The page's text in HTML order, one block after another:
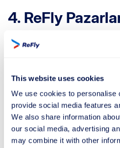
This website uses cookies
We use cookies to personalise
provide social media features
We also share information
our social media, advertising
may combine it with other
4. ReFly
4.1 ReFly olarak en güncel
hizmetlerimiz hakkında sizi
müşterimizseniz ve herhangi
bulunmadıysanız, ilginizi
hakkında da bilgi
Pazarlama mesajlarımızı
aşağıdaki seçeneklere